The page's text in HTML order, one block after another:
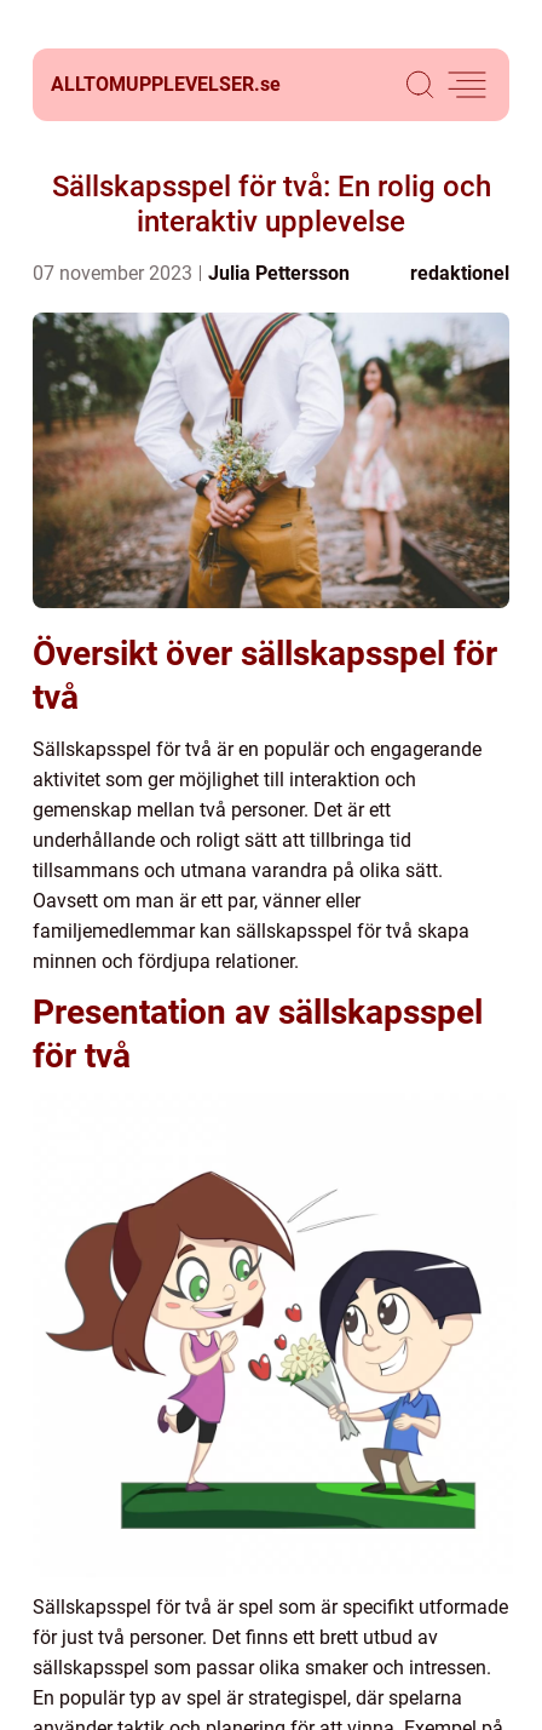
ALLTOMUPPLEVELSER.se
Sällskapsspel för två: En rolig och
interaktiv upplevelse
07 november 2023 Julia Pettersson redaktionel
Översikt över sällskapsspel för
två
Sällskapsspel för två är en populär och engagerande
aktivitet som ger möjlighet till interaktion och
gemenskap mellan två personer. Det är ett
underhållande och roligt sätt att tillbringa tid
tillsammans och utmana varandra på olika sätt.
Oavsett om man är ett par, vänner eller
familjemedlemmar kan sällskapsspel för två skapa
minnen och fördjupa relationer.
Presentation av sällskapsspel
för två
Sällskapsspel för två är spel som är specifikt utformade
för just två personer. Det finns ett brett utbud av
sällskapsspel som passar olika smaker och intressen.
En populär typ av spel är strategispel, där spelarna